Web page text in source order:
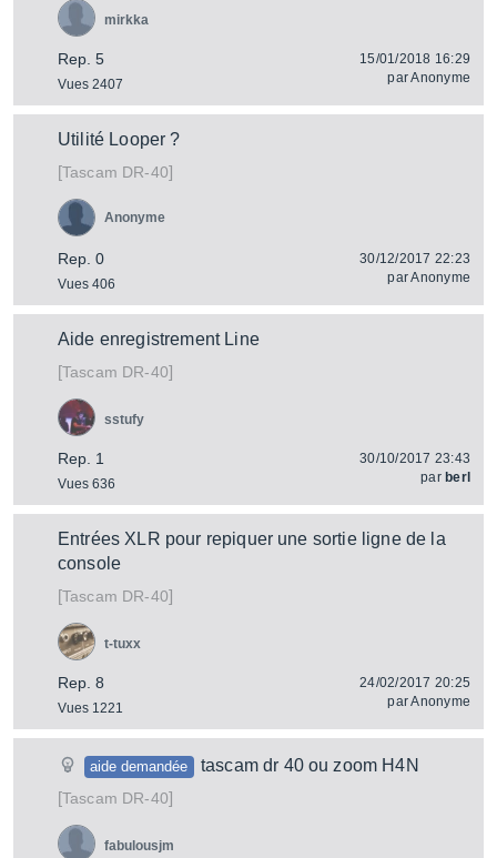
Rep. 5
Vues 2407
mirkka
15/01/2018 16:29
parAnonyme
Utilité Looper ?
[Tascam DR-40]
Rep. 0
Vues 406
Anonyme
30/12/2017 22:23
parAnonyme
Aide enregistrement Line
[Tascam DR-40]
Rep. 1
Vues 636
sstufy
30/10/2017 23:43
par berl
Entrées XLR pour repiquer une sortie ligne de la
console
[Tascam DR-40]
Rep. 8
Vues 1221
t-tuxx
24/02/2017 20:25
parAnonyme
aide demandée
tascam dr 40 ou zoom H4N
[Tascam DR-40]
fabulousjm